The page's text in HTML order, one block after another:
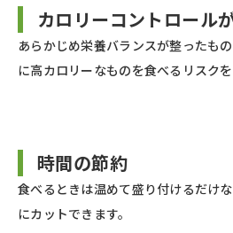
カロリーコントロール
あらかじめ栄養バランスが整ったも
に高カロリーなものを食べるリスクを
時間の節約
食べるときは温めて盛り付けるだけ
にカットできます。